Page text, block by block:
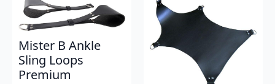
Mister B Ankle
Sling Loops
Premium